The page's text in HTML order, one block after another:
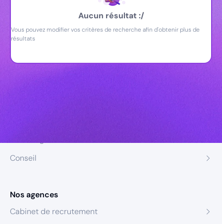
Aucun résultat :/
Vous pouvez modifier vos critères de recherche afin d'obtenir plus de
résultats
Conseil
Nos agences
Cabinet de recrutement